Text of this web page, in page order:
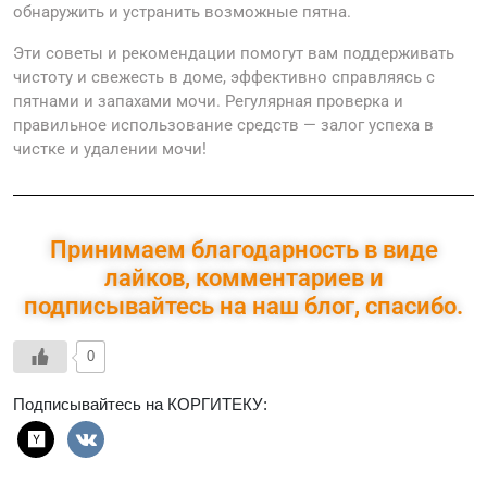
обнаружить и устранить возможные пятна.
Эти советы и рекомендации помогут вам поддерживать
чистоту и свежесть в доме, эффективно справляясь с
пятнами и запахами мочи. Регулярная проверка и
правильное использование средств — залог успеха в
чистке и удалении мочи!
Принимаем благодарность в виде
лайков, комментариев и
подписывайтесь на наш блог, спасибо.
0
Подписывайтесь на КОРГИТЕКУ: